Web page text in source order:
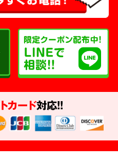
カード対応!!